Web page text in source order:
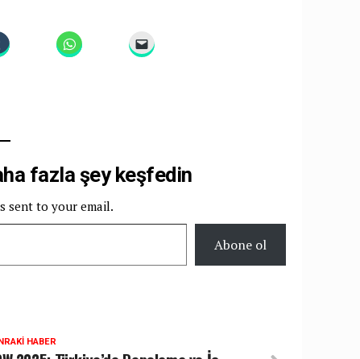
fazla şey keşfedin
sent to your email.
Abone ol
HABER